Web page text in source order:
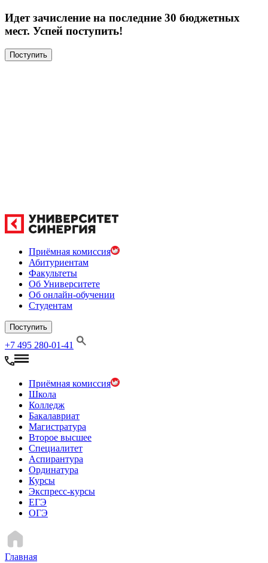
Идет зачисление на последние 30 бюджетных
мест. Успей поступить!
Поступить
Приёмная комиссия
Абитуриентам
Факультеты
Об Университете
Об онлайн-обучении
Студентам
Поступить
+7 495 280-01-41
Приёмная комиссия
Школа
Колледж
Бакалавриат
Магистратура
Второе высшее
Специалитет
Аспирантура
Ординатура
Курсы
Экспресс-курсы
ЕГЭ
ОГЭ
Главная